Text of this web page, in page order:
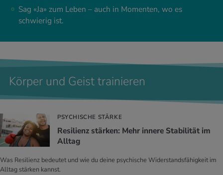
Sag «Ja» zum Leben – auch in Momenten, wo es
schwierig ist.
Körper und Geist trainieren
PSYCHISCHE STÄRKE
Re­si­li­enz stär­ken: Mehr in­ne­re Sta­bi­li­tät im
All­tag
Was Resilienz bedeutet und wie du deine psychische Widerstandsfähigkeit im
Alltag stärken kannst.